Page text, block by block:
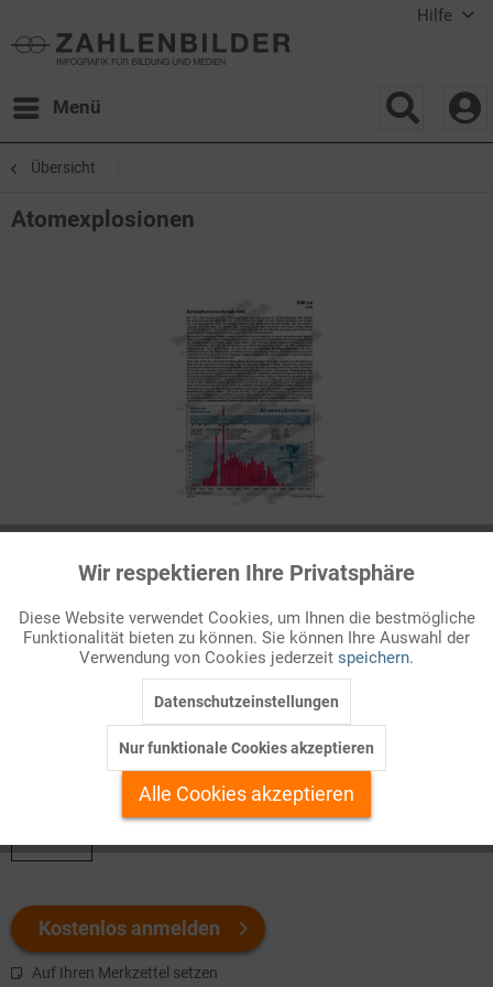
Hilfe
Menü
Übersicht
Atomexplosionen
im US-Bundesstaat New Mexico die erste Atombombe
gezündet. Am 6.8. und 8.8.1945 folgte mit den Bombenabwürfen
undNagasakider erste und einzige
Welchen Download brauchen Sie?
Kostenlos anmelden
Auf Ihren Merkzettel setzen
Funktionale Aktiv
Marketing Inaktiv
Personalisierung Inaktiv
Service
Wir respektieren Ihre Privatsphäre
Diese Website verwendet Cookies, um Ihnen die bestmögliche
Funktionalität bieten zu können. Sie können Ihre Auswahl der
Verwendung von Cookies jederzeit speichern.
Datenschutzeinstellungen
Nur funktionale Cookies akzeptieren
Alle Cookies akzeptieren